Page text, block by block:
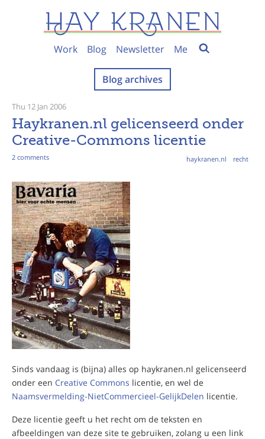
Work Blog Newsletter Me
Blog archives
Thu 12 Jan 2006
Haykranen.nl gelicenseerd onder
Creative-Commons licentie
2 comments haykranen.nl recht
Sinds vandaag is (bijna) alles op haykranen.nl gelicenseerd
onder een Creative Commons licentie, en wel de
Naamsvermelding-NietCommercieel-GelijkDelen licentie.
Deze licentie geeft u het recht om de teksten en
afbeeldingen van deze site te gebruiken, zolang u een link